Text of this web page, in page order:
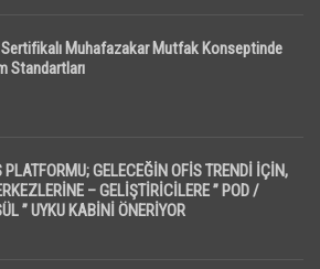
Muhafazakar Mutfak Konseptinde
Standartları
PLATFORMU; GELECEĞİN OFİS TRENDİ İÇİN,
– GELİŞTİRİCİLERE ” POD /
” UYKU KABİNİ ÖNERİYOR